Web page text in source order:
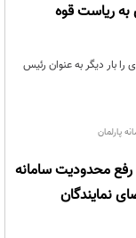
ریاست قوه
بار دیگر به عنوان رئیس
پارلمان
رفع محدودیت سامانه
نمایندگان